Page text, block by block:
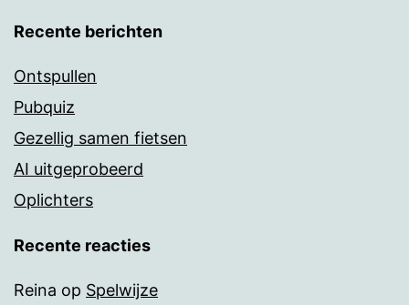
Recente berichten
Ontspullen
Pubquiz
Gezellig samen fietsen
AI uitgeprobeerd
Oplichters
Recente reacties
Reina op Spelwijze